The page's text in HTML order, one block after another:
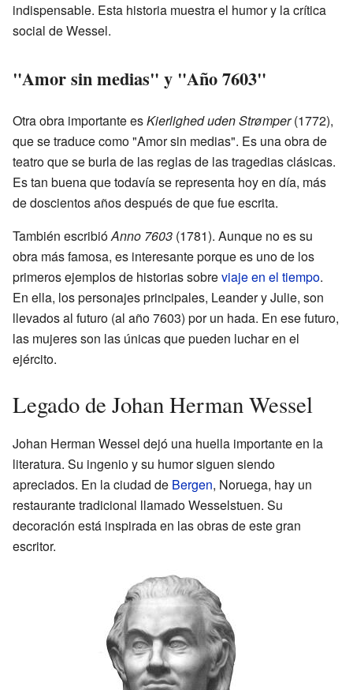
indispensable. Esta historia muestra el humor y la crítica
social de Wessel.
"Amor sin medias" y "Año 7603"
Otra obra importante esKierlighed uden Strømper(1772),
que se traduce como "Amor sin medias". Es una obra de
teatro que se burla de las reglas de las tragedias clásicas.
Es tan buena que todavía se representa hoy en día, más
de doscientos años después de que fue escrita.
También escribióAnno 7603 (1781). Aunque no es su
obra más famosa, es interesante porque es uno de los
primeros ejemplos de historias sobreviaje en el tiempo.
En ella, los personajes principales, Leander y Julie, son
llevados al futuro (al año 7603) por un hada. En ese futuro,
las mujeres son las únicas que pueden luchar en el
ejército.
Legado de Johan Herman Wessel
Johan Herman Wessel dejó una huella importante en la
literatura. Su ingenio y su humor siguen siendo
apreciados. En la ciudad de Bergen, Noruega, hay un
restaurante tradicional llamado Wesselstuen. Su
decoración está inspirada en las obras de este gran
escritor.